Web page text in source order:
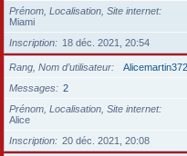
Prénom, Localisation, Site internet
Miami
Inscription
18 déc. 2021, 20:54
Rang, Nom d’utilisateur
Alicemartin372
Messages
2
Prénom, Localisation, Site internet
Alice
Inscription
20 déc. 2021, 20:08